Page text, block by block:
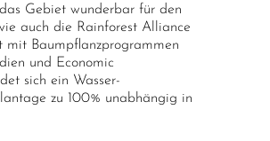
Gebiet wunderbar für den
auch die Rainforest Alliance
mit Baumpflanzprogrammen
und Economic
sich ein Wasser-
zu 100% unabhängig in